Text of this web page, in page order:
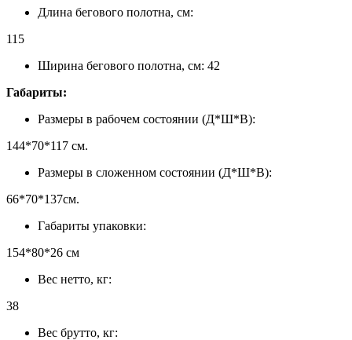
Длина бегового полотна, см:
115
Ширина бегового полотна, см: 42
Габариты:
Размеры в рабочем состоянии (Д*Ш*В):
144*70*117 см.
Размеры в сложенном состоянии (Д*Ш*В):
66*70*137см.
Габариты упаковки:
154*80*26 см
Вес нетто, кг:
38
Вес брутто, кг: